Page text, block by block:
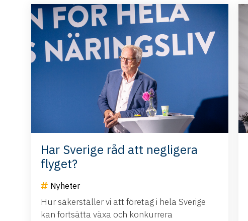
Har Sverige råd att negligera
flyget?
Nyheter
Hur säkerställer vi att företag i hela Sverige
kan fortsätta växa och konkurrera